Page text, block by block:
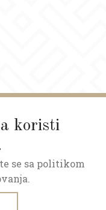
koristi
se sa politikom